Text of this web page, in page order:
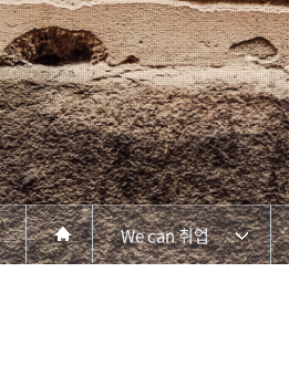
We can 취업